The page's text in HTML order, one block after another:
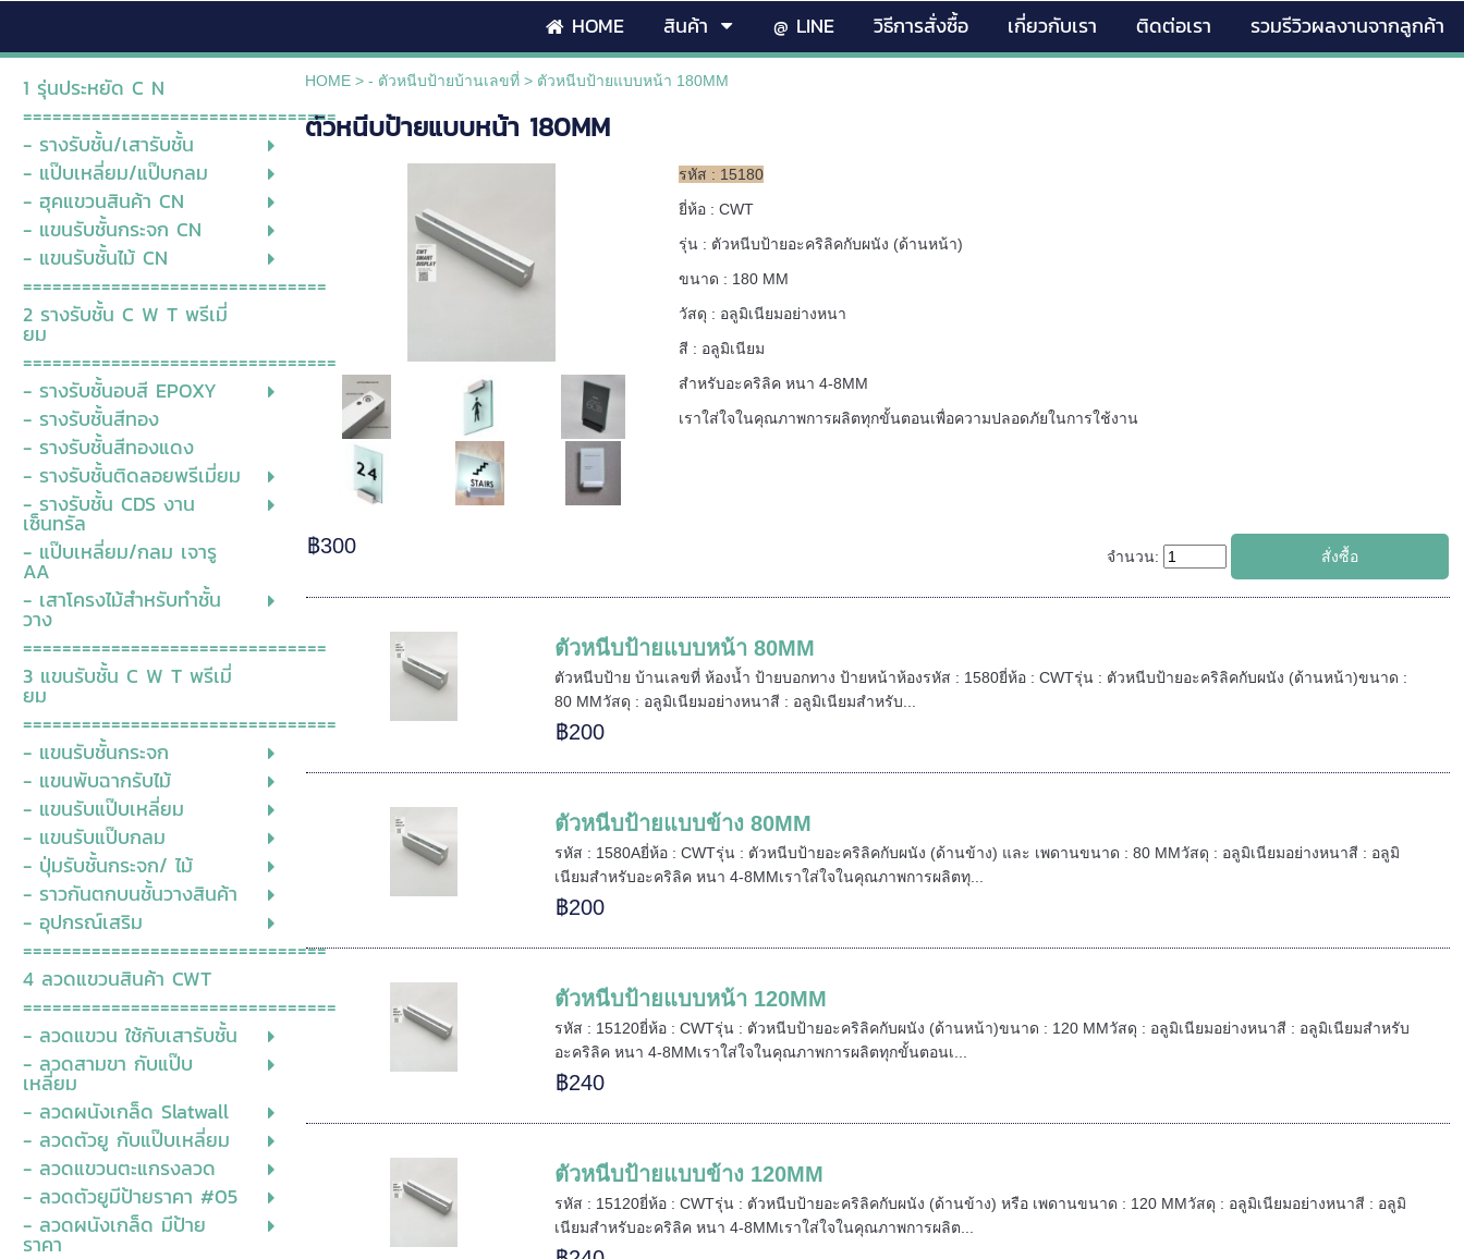
HOME สินค้า @ LINE วิธีการสั่งซื้อ เกี่ยวกับเรา ติดต่อเรา รวมรีวิวผลงานจากลูกค้า
1 รุ่นประหยัด C N
================================
- รางรับชั้น/เสารับชั้น
- แป๊บเหลี่ยม/แป๊บกลม
- ฮุคแขวนสินค้า CN
- แขนรับชั้นกระจก CN
- แขนรับชั้นไม้ CN
===============================
2 รางรับชั้น C W T พรีเมี่
ยม
================================
- รางรับชั้นอบสี EPOXY
- รางรับชั้นสีทอง
- รางรับชั้นสีทองแดง
- รางรับชั้นติดลอยพรีเมี่ยม
- รางรับชั้น CDS งาน
เซ็นทรัล
- แป๊บเหลี่ยม/กลม เจารู
AA
- เสาโครงไม้สำหรับทำชั้น
วาง
===============================
3 แขนรับชั้น C W T พรีเมี่
ยม
================================
- แขนรับชั้นกระจก
- แขนพับฉากรับไม้
- แขนรับแป๊บเหลี่ยม
- แขนรับแป๊บกลม
- ปุ่มรับชั้นกระจก/ ไม้
- ราวกันตกบนชั้นวางสินค้า
- อุปกรณ์เสริม
===============================
4 ลวดแขวนสินค้า CWT
================================
- ลวดแขวน ใช้กับเสารับชั้น
- ลวดสามขา กับแป๊บ
เหลี่ยม
- ลวดผนังเกล็ด Slatwall
- ลวดตัวยู กับแป๊บเหลี่ยม
- ลวดแขวนตะแกรงลวด
- ลวดตัวยูมีป้ายราคา #05
- ลวดผนังเกล็ด มีป้าย
ราคา
HOME> - ตัวหนีบป้ายบ้านเลขที่> ตัวหนีบป้ายแบบหน้า 180MM
ตัวหนีบป้ายแบบหน้า 180MM
รหัส : 15180
ยี่ห้อ : CWT
รุ่น : ตัวหนีบป้ายอะคริลิคกับผนัง (ด้านหน้า)
ขนาด : 180 MM
วัสดุ : อลูมิเนียมอย่างหนา
สี : อลูมิเนียม
สำหรับอะคริลิค หนา 4-8MM
เราใส่ใจในคุณภาพการผลิตทุกขั้นตอนเพื่อความปลอดภัยในการใช้งาน
฿300 จำนวน:
ตัวหนีบป้ายแบบหน้า 80MM
ตัวหนีบป้าย บ้านเลขที่ ห้องน้ำ ป้ายบอกทาง ป้ายหน้าห้องรหัส : 1580ยี่ห้อ : CWTรุ่น : ตัวหนีบป้ายอะคริลิคกับผนัง (ด้านหน้า)ขนาด :
80 MMวัสดุ : อลูมิเนียมอย่างหนาสี : อลูมิเนียมสำหรับ...
฿200
ตัวหนีบป้ายแบบข้าง 80MM
รหัส : 1580Aยี่ห้อ : CWTรุ่น : ตัวหนีบป้ายอะคริลิคกับผนัง (ด้านข้าง) และ เพดานขนาด : 80 MMวัสดุ : อลูมิเนียมอย่างหนาสี : อลูมิ
เนียมสำหรับอะคริลิค หนา 4-8MMเราใส่ใจในคุณภาพการผลิตทุ...
฿200
ตัวหนีบป้ายแบบหน้า 120MM
รหัส : 15120ยี่ห้อ : CWTรุ่น : ตัวหนีบป้ายอะคริลิคกับผนัง (ด้านหน้า)ขนาด : 120 MMวัสดุ : อลูมิเนียมอย่างหนาสี : อลูมิเนียมสำหรับ
อะคริลิค หนา 4-8MMเราใส่ใจในคุณภาพการผลิตทุกขั้นตอนเ...
฿240
ตัวหนีบป้ายแบบข้าง 120MM
รหัส : 15120ยี่ห้อ : CWTรุ่น : ตัวหนีบป้ายอะคริลิคกับผนัง (ด้านข้าง) หรือ เพดานขนาด : 120 MMวัสดุ : อลูมิเนียมอย่างหนาสี : อลูมิ
เนียมสำหรับอะคริลิค หนา 4-8MMเราใส่ใจในคุณภาพการผลิต...